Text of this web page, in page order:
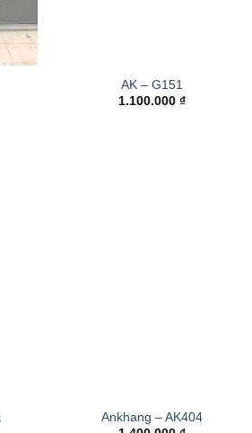
AK – G151
1.100.000 ₫
Ankhang – AK404